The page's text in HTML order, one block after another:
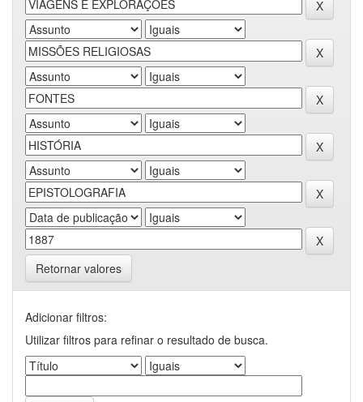
Retornar valores
Adicionar filtros:
Utilizar filtros para refinar o resultado de busca.